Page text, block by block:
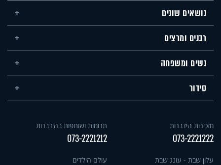
נושאים שונים
רבנים ומרצים
נשים ומשפחה
סידור
מזכירות הידברות
073-2221222
תרומות ושותפות בהידברות
073-2221212
עלון שבת - עונג שבת עולם הילדים